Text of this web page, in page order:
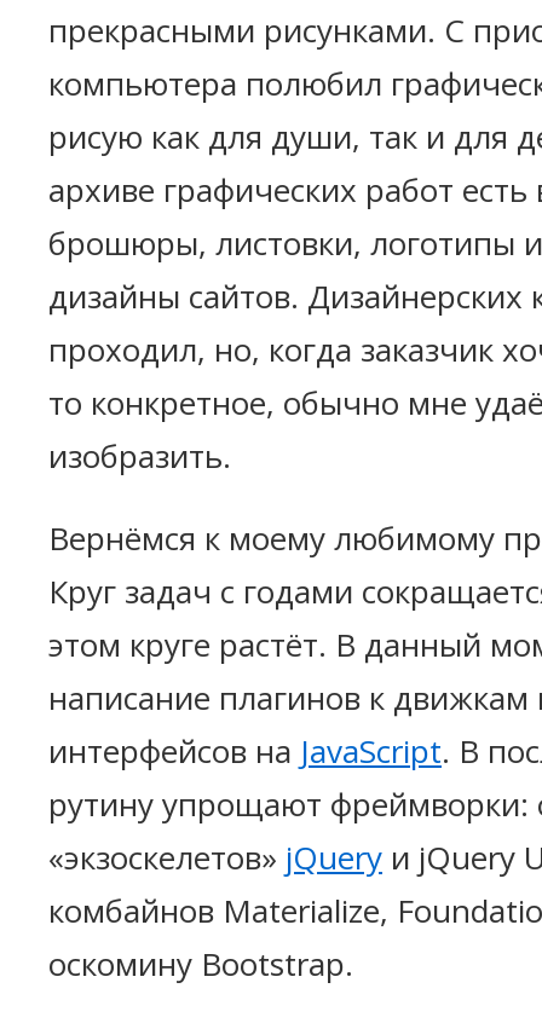
прекрасными рисунками. С
компьютера полюбил
рисую как для души, так и для
архиве графических работ есть
брошюры, листовки, логотипы
дизайны сайтов. Дизайнерских
проходил, но, когда заказчик
то конкретное, обычно мне
изобразить.
Вернёмся к моему любимому
Круг задач с годами
этом круге растёт. В данный
написание плагинов к движкам
интерфейсов на JavaScript. В
рутину упрощают фреймворки:
«экзоскелетов» jQuery и jQuery
комбайнов Materialize,
оскомину Bootstrap.